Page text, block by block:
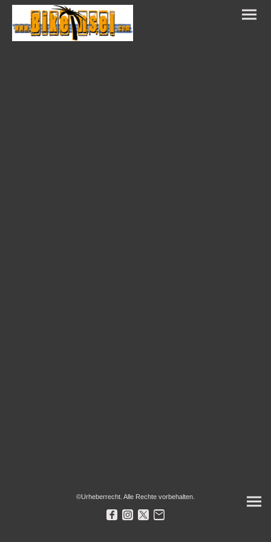
©Urheberrecht. Alle Rechte vorbehalten.